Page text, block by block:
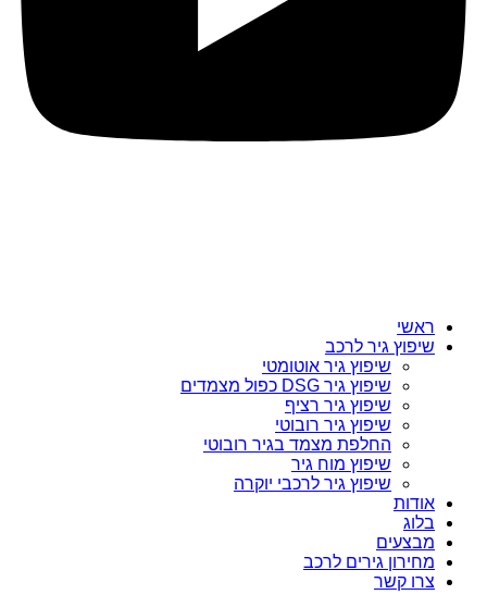
ראשי
שיפוץ גיר לרכב
שיפוץ גיר אוטומטי
שיפוץ גיר DSG כפול מצמדים
שיפוץ גיר רציף
שיפוץ גיר רובוטי
החלפת מצמד בגיר רובוטי
שיפוץ מוח גיר
שיפוץ גיר לרכבי יוקרה
אודות
בלוג
מבצעים
מחירון גירים לרכב
צרו קשר